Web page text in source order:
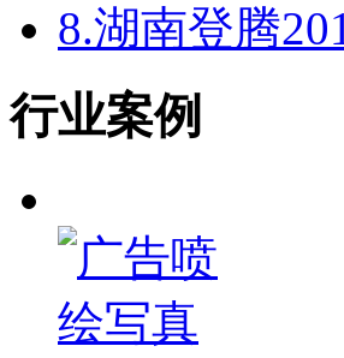
8.湖南登腾
行业案例